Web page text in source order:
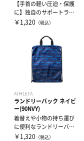
【手首の軽い圧迫・保護
に】独自のサポートライ
ンによって、手首を優し
￥1,320 （税込）
ATHLETA
ランドリーバック ネイビ
ー(90NVY)
着替えや小物の持ち運び
に便利なランドリーバッ
グです
￥1,320 （税込）